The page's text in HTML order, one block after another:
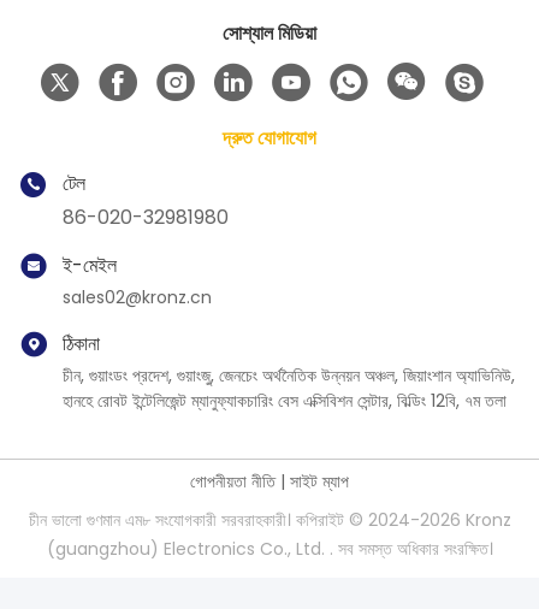
সোশ্যাল মিডিয়া
দ্রুত যোগাযোগ
টেল
86-020-32981980
ই-মেইল
sales02@kronz.cn
ঠিকানা
চীন, গুয়াংডং প্রদেশ, গুয়াংজু, জেনচেং অর্থনৈতিক উন্নয়ন অঞ্চল, জিয়াংশান অ্যাভিনিউ,
হানহে রোবট ইন্টেলিজেন্ট ম্যানুফ্যাকচারিং বেস এক্সিবিশন সেন্টার, বিল্ডিং 12বি, ৭ম তলা
গোপনীয়তা নীতি| সাইট ম্যাপ
চীন ভালো গুণমান এম৮ সংযোগকারী সরবরাহকারী। কপিরাইট © 2024-2026 Kronz
(guangzhou) Electronics Co., Ltd. . সব সমস্ত অধিকার সংরক্ষিত।